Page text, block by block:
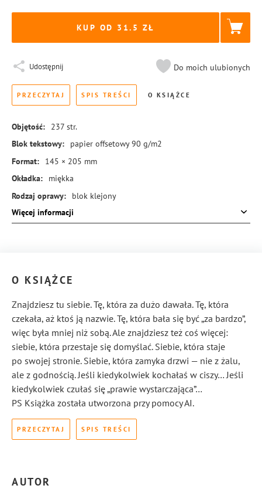
KUP OD 31.5
Udostępnij Do moich ulubionych
PRZECZYTAJ SPIS TREŚCI O KSIĄŻCE
Objętość: 237 str.
Blok tekstowy:
papier offsetowy 90 g/m2
Format:
145 × 205 mm
Okładka:
miękka
Rodzaj oprawy:
blok klejony
ISBN:
978-83-8431-182-0
Więcej informacji
O KSIĄŻCE
Znajdziesz tu siebie. Tę, która za dużo dawała. Tę, która
czekała, aż ktoś ją nazwie. Tę, która bała się być „za bardzo”,
więc była mniej niż sobą. Ale znajdziesz też coś więcej:
siebie, która przestaje się domyślać. Siebie, która staje
po swojej stronie. Siebie, która zamyka drzwi — nie z żalu,
ale z godnością. Jeśli kiedykolwiek kochałaś w ciszy… Jeśli
kiedykolwiek czułaś się „prawie wystarczająca”…
PS Książka została utworzona przy pomocy AI.
PRZECZYTAJ SPIS TREŚCI
AUTOR